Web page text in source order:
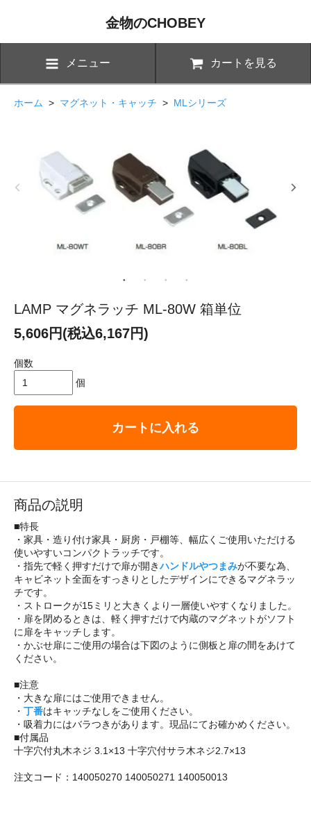
金物のCHOBEY
メニュー カートを見る
ホーム > マグネット・キャッチ > MLシリーズ
LAMP マグネラッチ ML-80W 箱単位
5,606円(税込6,167円)
個数
個
カートに入れる
商品の説明
■特長
・家具・造り付け家具・厨房・戸棚等、幅広くご使用いただける
使いやすいコンパクトラッチです。
・指先で軽く押すだけで扉が開きハンドルやつまみが不要な為、
キャビネット全面をすっきりとしたデザインにできるマグネラッ
チです。
・ストロークが15ミリと大きくより一層使いやすくなりました。
・扉を閉めるときは、軽く押すだけで内蔵のマグネットがソフト
に扉をキャッチします。
・かぶせ扉にご使用の場合は下図のように側板と扉の間をあけて
ください。
■注意
・大きな扉にはご使用できません。
・ 丁番はキャッチなしをご使用ください。
・吸着力にはバラつきがあります。現品にてお確かめください。
■付属品
十字穴付丸木ネジ 3.1×13 十字穴付サラ木ネジ2.7×13
注文コード：140050270 140050271 140050013